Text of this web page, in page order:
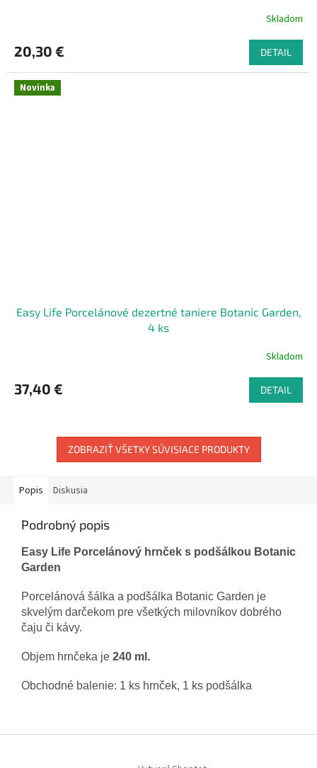
Skladom
20,30 € DETAIL
Novinka
Easy Life Porcelánové dezertné taniere Botanic Garden,
4 ks
Skladom
37,40 € DETAIL
ZOBRAZIŤ VŠETKY SÚVISIACE PRODUKTY
Popis Diskusia
Podrobný popis
Easy Life Porcelánový hrnček s podšálkou Botanic
Garden
Porcelánová šálka a podšálka Botanic Garden je
skvelým darčekom pre všetkých milovníkov dobrého
čaju či kávy.
Objem hrnčeka je 240 ml.
Obchodné balenie: 1 ks hrnček, 1 ks podšálka